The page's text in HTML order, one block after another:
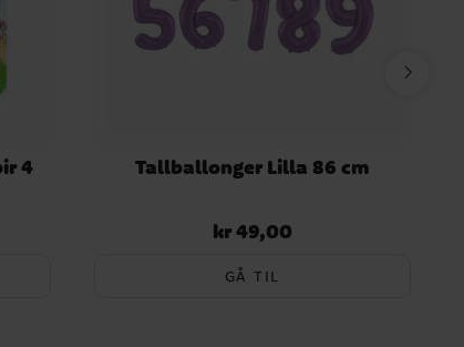
4
Tallballonger Lilla 86 cm
Pris :kr 49,00
kr 49,00
GÅ TIL